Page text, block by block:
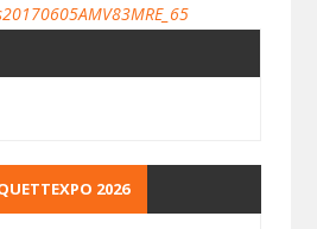
2026